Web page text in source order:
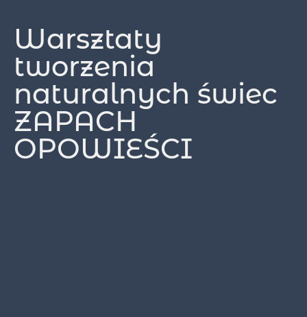
Warsztaty
tworzenia
naturalnych świec
ZAPACH
OPOWIEŚCI